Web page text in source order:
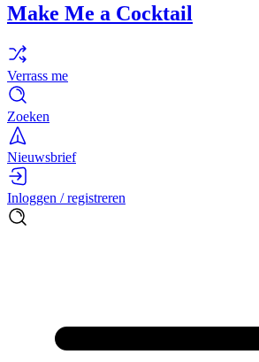
Make Me a Cocktail
Verrass me
Zoeken
Nieuwsbrief
Inloggen / registreren